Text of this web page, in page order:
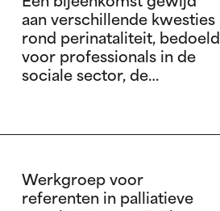
zorgzone.
aan verschillende kwesties
rond perinataliteit, bedoeld
voor professionals in de
sociale sector, de
gezondheidszorg die
families begeleiden.
Werkgroep voor
referenten in palliatieve